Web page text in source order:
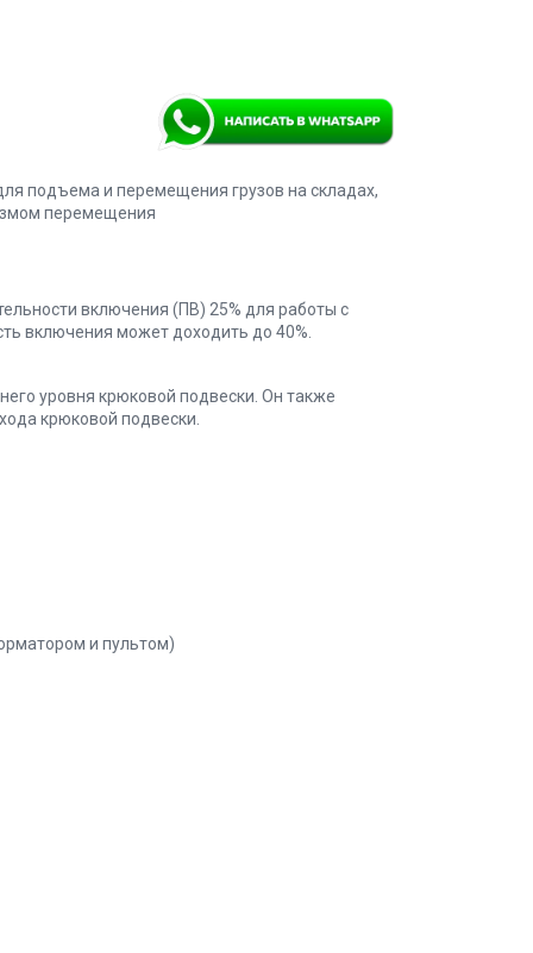
подъема и перемещения грузов на складах,
перемещения
включения (ПВ) 25% для работы с
включения может доходить до 40%.
уровня крюковой подвески. Он также
крюковой подвески.
и пультом)